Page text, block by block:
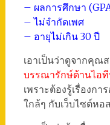
– ผลการศึกษา
– ไม่จำกัดเพศ
– อายุไม่เกิน 30 ปี
เอาเป็นว่าดูจากคุณ
บรรณารักษ์ด้านไอ
เพราะต้องรู้เรื่องก
ใกล้ๆ กับเว็บไซต์ห